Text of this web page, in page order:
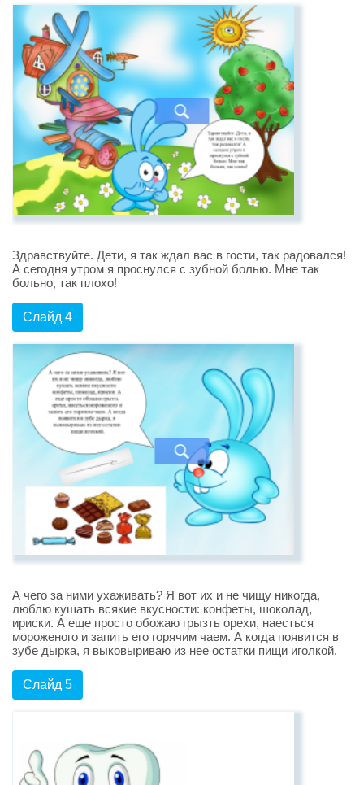
Здравствуйте. Дети, я так ждал вас в гости, так радовался!
А сегодня утром я проснулся с зубной болью. Мне так
больно, так плохо!
Слайд 4
А чего за ними ухаживать? Я вот их и не чищу никогда,
люблю кушать всякие вкусности: конфеты, шоколад,
ириски. А еще просто обожаю грызть орехи, наесться
мороженого и запить его горячим чаем. А когда появится в
зубе дырка, я выковыриваю из нее остатки пищи иголкой.
Слайд 5